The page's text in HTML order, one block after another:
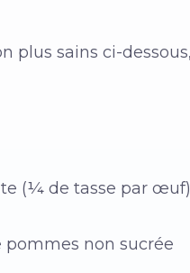
plus sains ci-
(¼ de tasse par œuf)
non sucrée